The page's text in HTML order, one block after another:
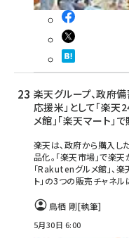
楽天グループ、政府
応援米」として「楽天
メ館」「楽天マート」
楽天は、政府から購入し
品化。「楽天市場」で楽
「Rakutenグルメ館」、
ト」の3つの販売チャネル
鳥栖 剛[執筆]
5月30日 6:00